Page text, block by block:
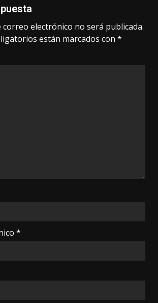
correo electrónico no será publicada.
están marcados con *
*